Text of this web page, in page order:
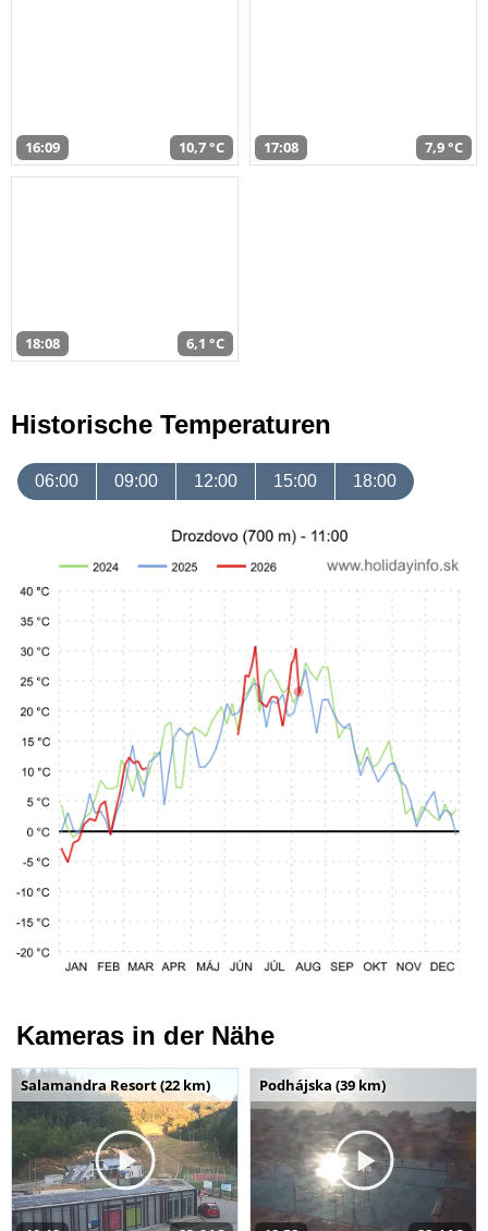
16:09 10,7 °C 17:08 7,9 °C
18:08 6,1 °C
Historische Temperaturen
06:00 09:00 12:00 15:00 18:00
Kameras in der Nähe
Salamandra Resort (22 km) Podhájska (39 km)